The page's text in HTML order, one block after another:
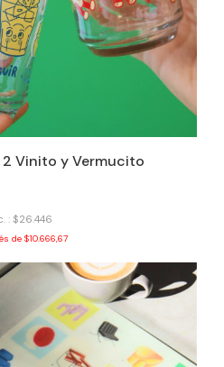
2 Vinito y Vermucito
: $26.446
de$10.666,67